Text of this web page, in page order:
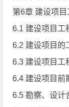
第6章 建设项
6.1 建设项目工
6.2 建设项目的
6.3 建设项目工
6.4 建设项目前
6.5 勘察、设计